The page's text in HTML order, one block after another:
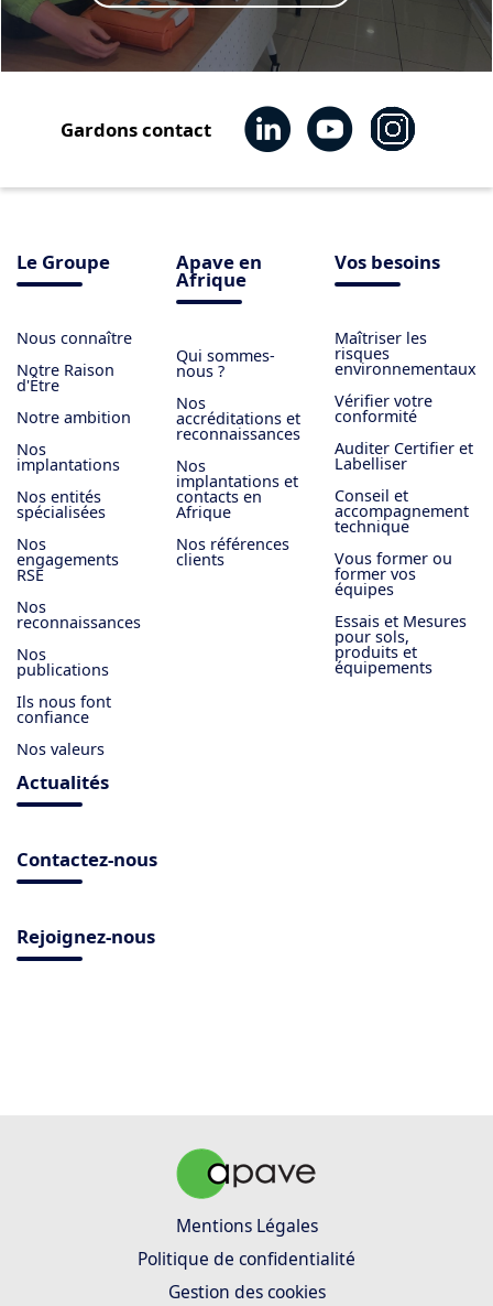
Gardons contact
Le Groupe
Nous connaître
Notre Raison
d'Être
Notre ambition
Nos
implantations
Nos entités
spécialisées
Nos
engagements
RSE
Nos
reconnaissances
Nos
publications
Ils nous font
confiance
Nos valeurs
Apave en
Afrique
Qui sommes-
nous ?
Nos
accréditations et
reconnaissances
Nos
implantations et
contacts en
Afrique
Nos références
clients
Vos besoins
Maîtriser les
risques
environnementaux
Vérifier votre
conformité
Auditer Certifier et
Labelliser
Conseil et
accompagnement
technique
Vous former ou
former vos
équipes
Essais et Mesures
pour sols,
produits et
équipements
Actualités
Contactez-nous
Rejoignez-nous
Mentions Légales
Politique de confidentialité
Gestion des cookies